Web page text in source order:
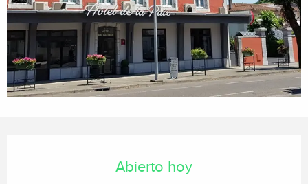
Abierto hoy